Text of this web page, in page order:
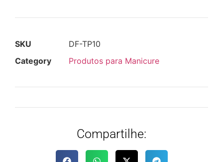
SKU
DF-TP10
Category
Produtos para Manicure
Compartilhe: